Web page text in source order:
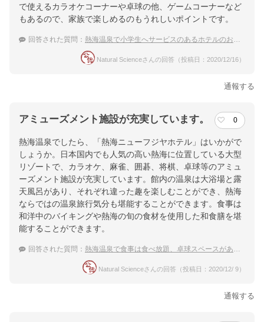
で使えるカラオケコーナーや卓球の他、ゲームコーナーなど
もあるので、家族で楽しめるのもうれしいポイントです。
回答された質問： 熱海温泉で小学生へサービスのあるホテルのお勧めは？
Natural Scienceさんの回答（投稿日：2020/12/16）
通報する
アミューズメント施設が充実しています。 0
熱海温泉でしたら、「熱海ニューフジヤホテル」はいかがで
しょうか。日本国内でも人気の高い熱海に位置している大型
リゾートで、カラオケ、麻雀、囲碁、将棋、卓球等のアミュ
ーズメント施設が充実しています。館内の温泉は大浴場と露
天風呂があり、それぞれ違った趣を楽しむことができ、熱海
ならではの温泉旅行気分も堪能することができます。食事は
和洋中のバイキングや熱海の旬の食材を使用した和食膳を堪
能することができます。
回答された質問： 熱海温泉で食事は食べ放題、卓球スペースがあるホテルを教えて下さい
Natural Scienceさんの回答（投稿日：2020/12/ 9）
通報する